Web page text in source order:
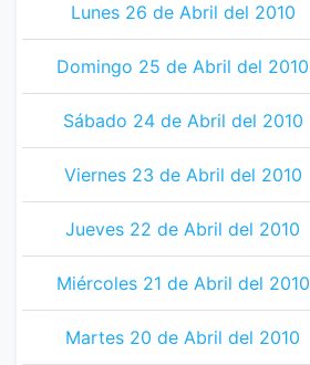
Lunes 26 de Abril del 2010
Domingo 25 de Abril del 2010
Sábado 24 de Abril del 2010
Viernes 23 de Abril del 2010
Jueves 22 de Abril del 2010
Miércoles 21 de Abril del 2010
Martes 20 de Abril del 2010